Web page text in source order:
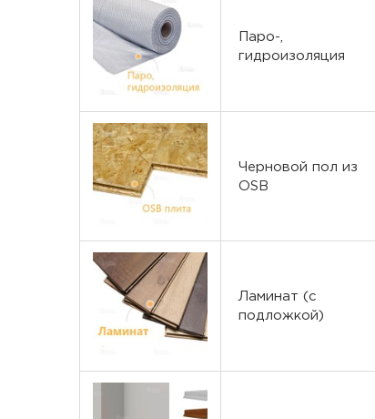
Паро-,
гидроизоляция
Черновой пол из
OSB
Ламинат (с
подложкой)